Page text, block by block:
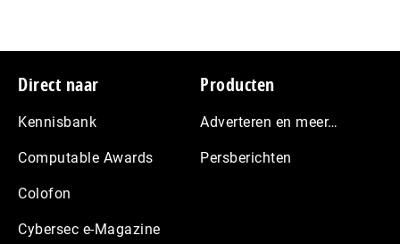
Footer
Direct naar
Kennisbank
Computable Awards
Colofon
Cybersec e-Magazine
Producten
Adverteren en meer…
Persberichten